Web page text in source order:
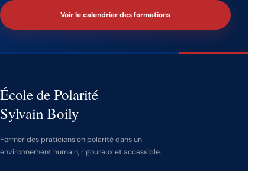
Voir le calendrier des formations
École de Polarité
Sylvain Boily
Former des praticiens en polarité dans un
environnement humain, rigoureux et accessible.